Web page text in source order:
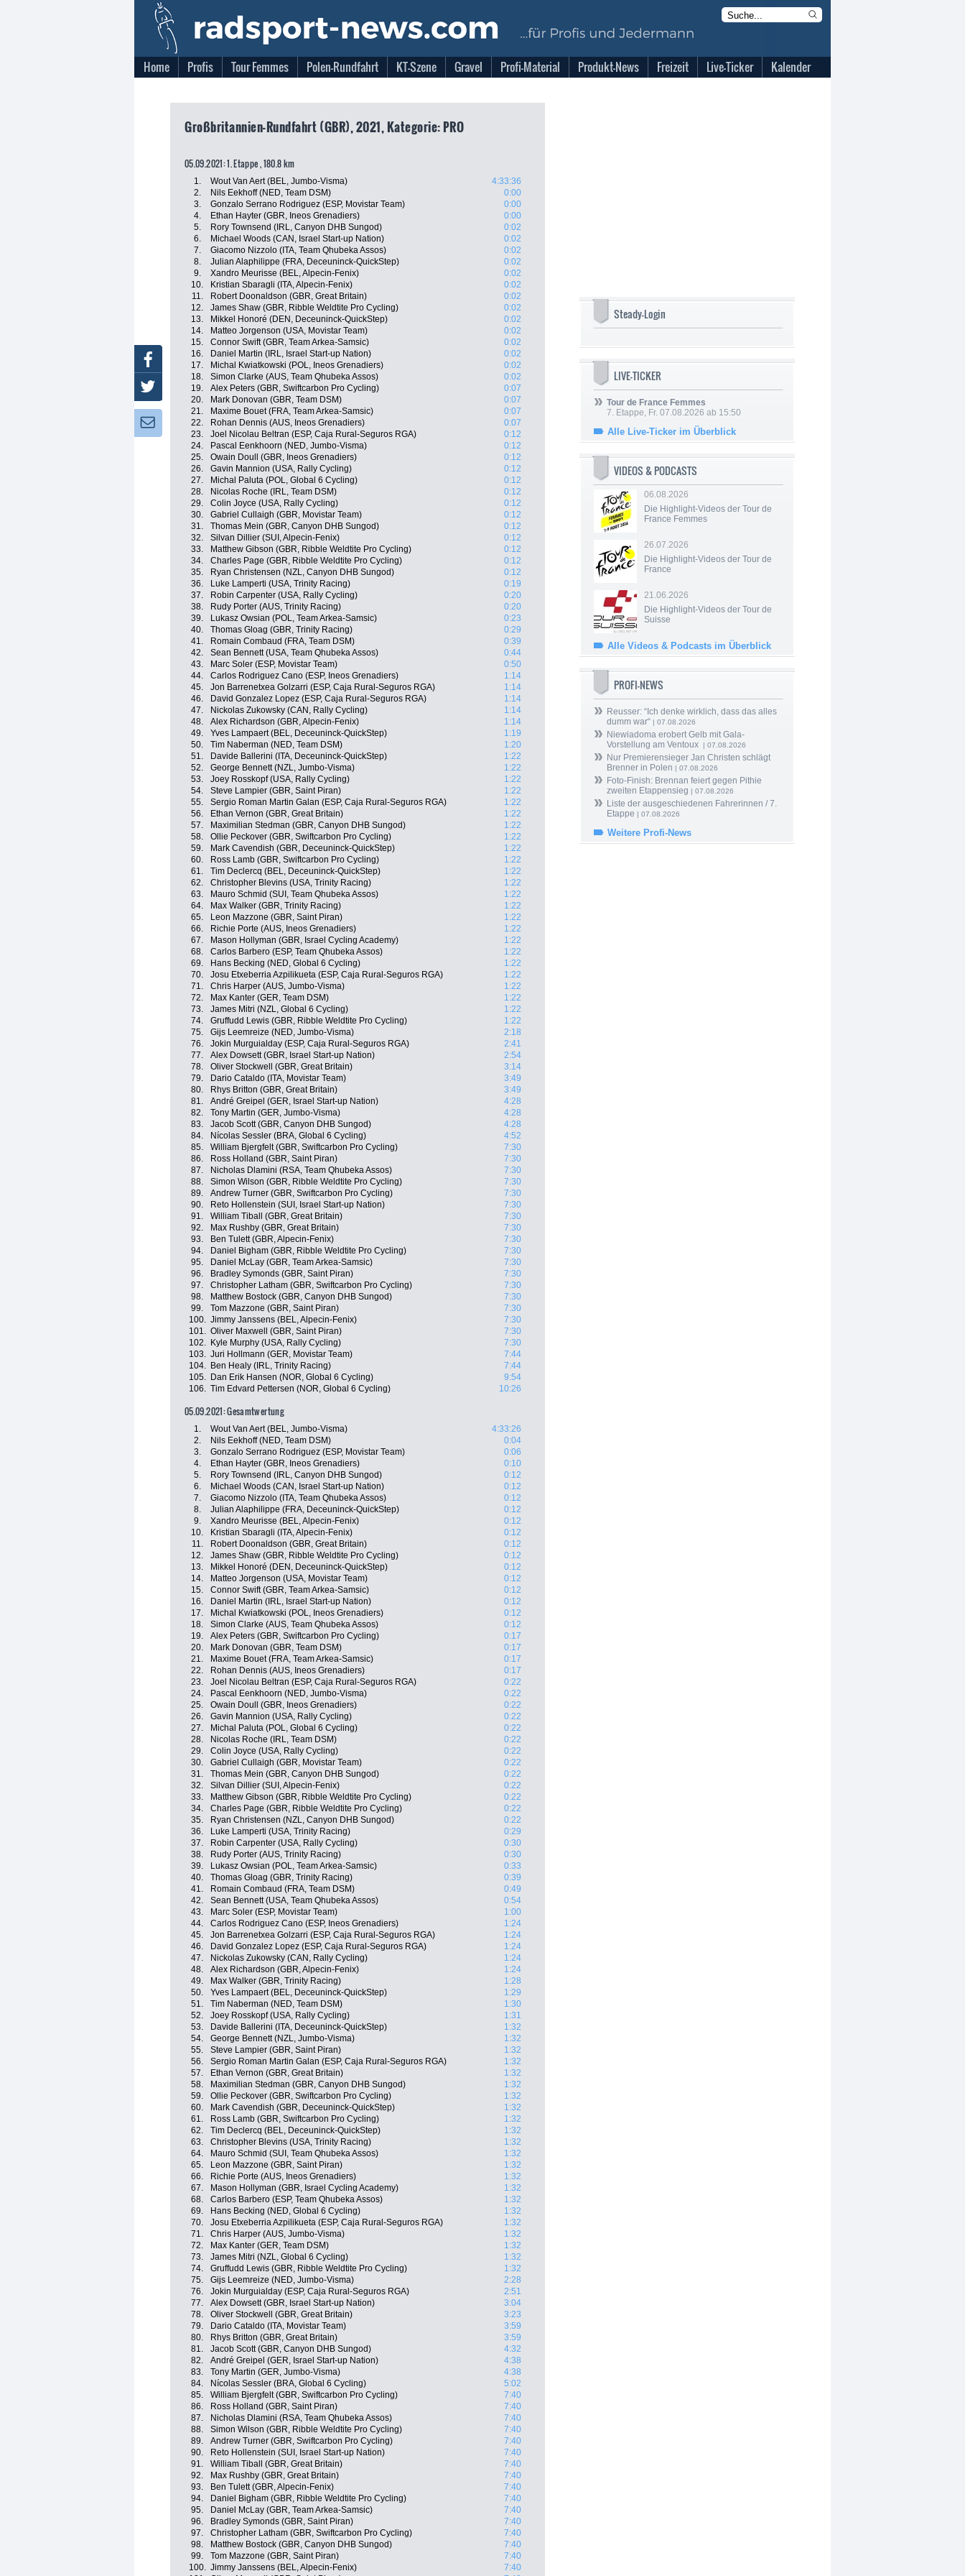
Home Profis Tour Femmes Polen-Rundfahrt KT-Szene Gravel Profi-Material Produkt-News Freizeit Live-Ticker Kalender
Großbritannien-Rundfahrt (GBR), 2021, Kategorie: PRO
05.09.2021: 1. Etappe , 180.8 km
1. Wout Van Aert (BEL, Jumbo-Visma)
4:33:36
2.
Nils Eekhoff (NED, Team DSM)
0:00
3.
Gonzalo Serrano Rodriguez (ESP, Movistar Team)
0:00
4.
Ethan Hayter (GBR, Ineos Grenadiers)
0:00
5.
Rory Townsend (IRL, Canyon DHB Sungod)
0:02
6.
Michael Woods (CAN, Israel Start-up Nation)
0:02
7.
Giacomo Nizzolo (ITA, Team Qhubeka Assos)
0:02
8.
Julian Alaphilippe (FRA, Deceuninck-QuickStep)
0:02
9.
Xandro Meurisse (BEL, Alpecin-Fenix)
0:02
10.
Kristian Sbaragli (ITA, Alpecin-Fenix)
0:02
11.
Robert Doonaldson (GBR, Great Britain)
0:02
12.
James Shaw (GBR, Ribble Weldtite Pro Cycling)
0:02
13.
Mikkel Honoré (DEN, Deceuninck-QuickStep)
0:02
14.
Matteo Jorgenson (USA, Movistar Team)
0:02
15.
Connor Swift (GBR, Team Arkea-Samsic)
0:02
16.
Daniel Martin (IRL, Israel Start-up Nation)
0:02
17.
Michal Kwiatkowski (POL, Ineos Grenadiers)
0:02
18.
Simon Clarke (AUS, Team Qhubeka Assos)
0:02
19.
Alex Peters (GBR, Swiftcarbon Pro Cycling)
0:07
20.
Mark Donovan (GBR, Team DSM)
0:07
21.
Maxime Bouet (FRA, Team Arkea-Samsic)
0:07
22.
Rohan Dennis (AUS, Ineos Grenadiers)
0:07
23.
Joel Nicolau Beltran (ESP, Caja Rural-Seguros RGA)
0:12
24.
Pascal Eenkhoorn (NED, Jumbo-Visma)
0:12
25.
Owain Doull (GBR, Ineos Grenadiers)
0:12
26.
Gavin Mannion (USA, Rally Cycling)
0:12
27.
Michal Paluta (POL, Global 6 Cycling)
0:12
28.
Nicolas Roche (IRL, Team DSM)
0:12
29.
Colin Joyce (USA, Rally Cycling)
0:12
30.
Gabriel Cullaigh (GBR, Movistar Team)
0:12
31.
Thomas Mein (GBR, Canyon DHB Sungod)
0:12
32.
Silvan Dillier (SUI, Alpecin-Fenix)
0:12
33.
Matthew Gibson (GBR, Ribble Weldtite Pro Cycling)
0:12
34.
Charles Page (GBR, Ribble Weldtite Pro Cycling)
0:12
35.
Ryan Christensen (NZL, Canyon DHB Sungod)
0:12
36.
Luke Lamperti (USA, Trinity Racing)
0:19
37.
Robin Carpenter (USA, Rally Cycling)
0:20
38.
Rudy Porter (AUS, Trinity Racing)
0:20
39.
Lukasz Owsian (POL, Team Arkea-Samsic)
0:23
40.
Thomas Gloag (GBR, Trinity Racing)
0:29
41.
Romain Combaud (FRA, Team DSM)
0:39
42.
Sean Bennett (USA, Team Qhubeka Assos)
0:44
43.
Marc Soler (ESP, Movistar Team)
0:50
44.
Carlos Rodriguez Cano (ESP, Ineos Grenadiers)
1:14
45.
Jon Barrenetxea Golzarri (ESP, Caja Rural-Seguros RGA)
1:14
46.
David Gonzalez Lopez (ESP, Caja Rural-Seguros RGA)
1:14
47.
Nickolas Zukowsky (CAN, Rally Cycling)
1:14
48.
Alex Richardson (GBR, Alpecin-Fenix)
1:14
49.
Yves Lampaert (BEL, Deceuninck-QuickStep)
1:19
50.
Tim Naberman (NED, Team DSM)
1:20
51.
Davide Ballerini (ITA, Deceuninck-QuickStep)
1:22
52.
George Bennett (NZL, Jumbo-Visma)
1:22
53.
Joey Rosskopf (USA, Rally Cycling)
1:22
54.
Steve Lampier (GBR, Saint Piran)
1:22
55.
Sergio Roman Martin Galan (ESP, Caja Rural-Seguros RGA)
1:22
56.
Ethan Vernon (GBR, Great Britain)
1:22
57.
Maximilian Stedman (GBR, Canyon DHB Sungod)
1:22
58.
Ollie Peckover (GBR, Swiftcarbon Pro Cycling)
1:22
59.
Mark Cavendish (GBR, Deceuninck-QuickStep)
1:22
60.
Ross Lamb (GBR, Swiftcarbon Pro Cycling)
1:22
61.
Tim Declercq (BEL, Deceuninck-QuickStep)
1:22
62.
Christopher Blevins (USA, Trinity Racing)
1:22
63.
Mauro Schmid (SUI, Team Qhubeka Assos)
1:22
64.
Max Walker (GBR, Trinity Racing)
1:22
65.
Leon Mazzone (GBR, Saint Piran)
1:22
66.
Richie Porte (AUS, Ineos Grenadiers)
1:22
67.
Mason Hollyman (GBR, Israel Cycling Academy)
1:22
68.
Carlos Barbero (ESP, Team Qhubeka Assos)
1:22
69.
Hans Becking (NED, Global 6 Cycling)
1:22
70.
Josu Etxeberria Azpilikueta (ESP, Caja Rural-Seguros RGA)
1:22
71.
Chris Harper (AUS, Jumbo-Visma)
1:22
72.
Max Kanter (GER, Team DSM)
1:22
73.
James Mitri (NZL, Global 6 Cycling)
1:22
74.
Gruffudd Lewis (GBR, Ribble Weldtite Pro Cycling)
1:22
75.
Gijs Leemreize (NED, Jumbo-Visma)
2:18
76.
Jokin Murguialday (ESP, Caja Rural-Seguros RGA)
2:41
77.
Alex Dowsett (GBR, Israel Start-up Nation)
2:54
78.
Oliver Stockwell (GBR, Great Britain)
3:14
79.
Dario Cataldo (ITA, Movistar Team)
3:49
80.
Rhys Britton (GBR, Great Britain)
3:49
81.
André Greipel (GER, Israel Start-up Nation)
4:28
82.
Tony Martin (GER, Jumbo-Visma)
4:28
83.
Jacob Scott (GBR, Canyon DHB Sungod)
4:28
84.
Nícolas Sessler (BRA, Global 6 Cycling)
4:52
85.
William Bjergfelt (GBR, Swiftcarbon Pro Cycling)
7:30
86.
Ross Holland (GBR, Saint Piran)
7:30
87.
Nicholas Dlamini (RSA, Team Qhubeka Assos)
7:30
88.
Simon Wilson (GBR, Ribble Weldtite Pro Cycling)
7:30
89.
Andrew Turner (GBR, Swiftcarbon Pro Cycling)
7:30
90.
Reto Hollenstein (SUI, Israel Start-up Nation)
7:30
91.
William Tiball (GBR, Great Britain)
7:30
92.
Max Rushby (GBR, Great Britain)
7:30
93.
Ben Tulett (GBR, Alpecin-Fenix)
7:30
94.
Daniel Bigham (GBR, Ribble Weldtite Pro Cycling)
7:30
95.
Daniel McLay (GBR, Team Arkea-Samsic)
7:30
96.
Bradley Symonds (GBR, Saint Piran)
7:30
97.
Christopher Latham (GBR, Swiftcarbon Pro Cycling)
7:30
98.
Matthew Bostock (GBR, Canyon DHB Sungod)
7:30
99.
Tom Mazzone (GBR, Saint Piran)
7:30
100. Jimmy Janssens (BEL, Alpecin-Fenix)
7:30
101. Oliver Maxwell (GBR, Saint Piran)
7:30
102.
Kyle Murphy (USA, Rally Cycling)
7:30
103. Juri Hollmann (GER, Movistar Team)
7:44
104.
Ben Healy (IRL, Trinity Racing)
7:44
105.
Dan Erik Hansen (NOR, Global 6 Cycling)
9:54
106. Tim Edvard Pettersen (NOR, Global 6 Cycling) 10:26
05.09.2021: Gesamtwertung
1. Wout Van Aert (BEL, Jumbo-Visma)
4:33:26
2.
Nils Eekhoff (NED, Team DSM)
0:04
3.
Gonzalo Serrano Rodriguez (ESP, Movistar Team)
0:06
4.
Ethan Hayter (GBR, Ineos Grenadiers)
0:10
5.
Rory Townsend (IRL, Canyon DHB Sungod)
0:12
6.
Michael Woods (CAN, Israel Start-up Nation)
0:12
7.
Giacomo Nizzolo (ITA, Team Qhubeka Assos)
0:12
8.
Julian Alaphilippe (FRA, Deceuninck-QuickStep)
0:12
9.
Xandro Meurisse (BEL, Alpecin-Fenix)
0:12
10.
Kristian Sbaragli (ITA, Alpecin-Fenix)
0:12
11.
Robert Doonaldson (GBR, Great Britain)
0:12
12.
James Shaw (GBR, Ribble Weldtite Pro Cycling)
0:12
13.
Mikkel Honoré (DEN, Deceuninck-QuickStep)
0:12
14.
Matteo Jorgenson (USA, Movistar Team)
0:12
15.
Connor Swift (GBR, Team Arkea-Samsic)
0:12
16.
Daniel Martin (IRL, Israel Start-up Nation)
0:12
17.
Michal Kwiatkowski (POL, Ineos Grenadiers)
0:12
18.
Simon Clarke (AUS, Team Qhubeka Assos)
0:12
19.
Alex Peters (GBR, Swiftcarbon Pro Cycling)
0:17
20.
Mark Donovan (GBR, Team DSM)
0:17
21.
Maxime Bouet (FRA, Team Arkea-Samsic)
0:17
22.
Rohan Dennis (AUS, Ineos Grenadiers)
0:17
23.
Joel Nicolau Beltran (ESP, Caja Rural-Seguros RGA)
0:22
24.
Pascal Eenkhoorn (NED, Jumbo-Visma)
0:22
25.
Owain Doull (GBR, Ineos Grenadiers)
0:22
26.
Gavin Mannion (USA, Rally Cycling)
0:22
27.
Michal Paluta (POL, Global 6 Cycling)
0:22
28.
Nicolas Roche (IRL, Team DSM)
0:22
29.
Colin Joyce (USA, Rally Cycling)
0:22
30.
Gabriel Cullaigh (GBR, Movistar Team)
0:22
31.
Thomas Mein (GBR, Canyon DHB Sungod)
0:22
32.
Silvan Dillier (SUI, Alpecin-Fenix)
0:22
33.
Matthew Gibson (GBR, Ribble Weldtite Pro Cycling)
0:22
34.
Charles Page (GBR, Ribble Weldtite Pro Cycling)
0:22
35.
Ryan Christensen (NZL, Canyon DHB Sungod)
0:22
36.
Luke Lamperti (USA, Trinity Racing)
0:29
37.
Robin Carpenter (USA, Rally Cycling)
0:30
38.
Rudy Porter (AUS, Trinity Racing)
0:30
39.
Lukasz Owsian (POL, Team Arkea-Samsic)
0:33
40.
Thomas Gloag (GBR, Trinity Racing)
0:39
41.
Romain Combaud (FRA, Team DSM)
0:49
42.
Sean Bennett (USA, Team Qhubeka Assos)
0:54
43.
Marc Soler (ESP, Movistar Team)
1:00
44.
Carlos Rodriguez Cano (ESP, Ineos Grenadiers)
1:24
45.
Jon Barrenetxea Golzarri (ESP, Caja Rural-Seguros RGA)
1:24
46.
David Gonzalez Lopez (ESP, Caja Rural-Seguros RGA)
1:24
47.
Nickolas Zukowsky (CAN, Rally Cycling)
1:24
48.
Alex Richardson (GBR, Alpecin-Fenix)
1:24
49.
Max Walker (GBR, Trinity Racing)
1:28
50.
Yves Lampaert (BEL, Deceuninck-QuickStep)
1:29
51.
Tim Naberman (NED, Team DSM)
1:30
52.
Joey Rosskopf (USA, Rally Cycling)
1:31
53.
Davide Ballerini (ITA, Deceuninck-QuickStep)
1:32
54.
George Bennett (NZL, Jumbo-Visma)
1:32
55.
Steve Lampier (GBR, Saint Piran)
1:32
56.
Sergio Roman Martin Galan (ESP, Caja Rural-Seguros RGA)
1:32
57.
Ethan Vernon (GBR, Great Britain)
1:32
58.
Maximilian Stedman (GBR, Canyon DHB Sungod)
1:32
59.
Ollie Peckover (GBR, Swiftcarbon Pro Cycling)
1:32
60.
Mark Cavendish (GBR, Deceuninck-QuickStep)
1:32
61.
Ross Lamb (GBR, Swiftcarbon Pro Cycling)
1:32
62.
Tim Declercq (BEL, Deceuninck-QuickStep)
1:32
63.
Christopher Blevins (USA, Trinity Racing)
1:32
64.
Mauro Schmid (SUI, Team Qhubeka Assos)
1:32
65.
Leon Mazzone (GBR, Saint Piran)
1:32
66.
Richie Porte (AUS, Ineos Grenadiers)
1:32
67.
Mason Hollyman (GBR, Israel Cycling Academy)
1:32
68.
Carlos Barbero (ESP, Team Qhubeka Assos)
1:32
69.
Hans Becking (NED, Global 6 Cycling)
1:32
70.
Josu Etxeberria Azpilikueta (ESP, Caja Rural-Seguros RGA)
1:32
71.
Chris Harper (AUS, Jumbo-Visma)
1:32
72.
Max Kanter (GER, Team DSM)
1:32
73.
James Mitri (NZL, Global 6 Cycling)
1:32
74.
Gruffudd Lewis (GBR, Ribble Weldtite Pro Cycling)
1:32
75.
Gijs Leemreize (NED, Jumbo-Visma)
2:28
76.
Jokin Murguialday (ESP, Caja Rural-Seguros RGA)
2:51
77.
Alex Dowsett (GBR, Israel Start-up Nation)
3:04
78.
Oliver Stockwell (GBR, Great Britain)
3:23
79.
Dario Cataldo (ITA, Movistar Team)
3:59
80.
Rhys Britton (GBR, Great Britain)
3:59
81.
Jacob Scott (GBR, Canyon DHB Sungod)
4:32
82.
André Greipel (GER, Israel Start-up Nation)
4:38
83.
Tony Martin (GER, Jumbo-Visma)
4:38
84.
Nícolas Sessler (BRA, Global 6 Cycling)
5:02
85.
William Bjergfelt (GBR, Swiftcarbon Pro Cycling)
7:40
86.
Ross Holland (GBR, Saint Piran)
7:40
87.
Nicholas Dlamini (RSA, Team Qhubeka Assos)
7:40
88.
Simon Wilson (GBR, Ribble Weldtite Pro Cycling)
7:40
89.
Andrew Turner (GBR, Swiftcarbon Pro Cycling)
7:40
90.
Reto Hollenstein (SUI, Israel Start-up Nation)
7:40
91.
William Tiball (GBR, Great Britain)
7:40
92.
Max Rushby (GBR, Great Britain)
7:40
93.
Ben Tulett (GBR, Alpecin-Fenix)
7:40
94.
Daniel Bigham (GBR, Ribble Weldtite Pro Cycling)
7:40
95.
Daniel McLay (GBR, Team Arkea-Samsic)
7:40
96.
Bradley Symonds (GBR, Saint Piran)
7:40
97.
Christopher Latham (GBR, Swiftcarbon Pro Cycling)
7:40
98.
Matthew Bostock (GBR, Canyon DHB Sungod)
7:40
99.
Tom Mazzone (GBR, Saint Piran)
7:40
100. Jimmy Janssens (BEL, Alpecin-Fenix)
7:40
Steady-Login
LIVE-TICKER
Tour de France Femmes
7. Etappe, Fr. 07.08.2026 ab 15:50
Alle Live-Ticker im Überblick
VIDEOS & PODCASTS
06.08.2026
Die Highlight-Videos der Tour de
France Femmes
26.07.2026
Die Highlight-Videos der Tour de
France
21.06.2026
Die Highlight-Videos der Tour de
Suisse
Alle Videos & Podcasts im Überblick
PROFI-NEWS
Reusser: “Ich denke wirklich, dass das alles
dumm war“ | 07.08.2026
Niewiadoma erobert Gelb mit Gala-
Vorstellung am Ventoux
| 07.08.2026
Nur Premierensieger Jan Christen schlägt
Brenner in Polen | 07.08.2026
Foto-Finish: Brennan feiert gegen Pithie
zweiten Etappensieg | 07.08.2026
Liste der ausgeschiedenen Fahrerinnen / 7.
Etappe | 07.08.2026
Weitere Profi-News
Facebook
Twitter
Newsletter: